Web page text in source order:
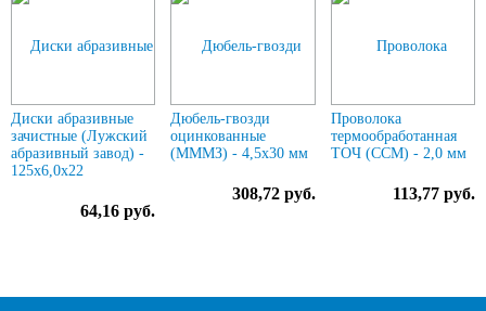
Диски абразивные
зачистные (Лужский
абразивный завод) -
125х6,0х22
64,16 руб.
Дюбель-гвозди
оцинкованные
(МММЗ) - 4,5х30 мм
308,72 руб.
Проволока
термообработанная
ТОЧ (ССМ) - 2,0 мм
113,77 руб.